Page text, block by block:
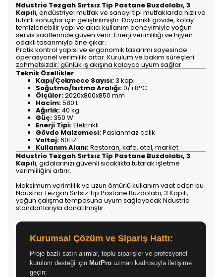
Ndustrio Tezgah Sırtsız Tip Pastane Buzdolabı, 3
Kapılı, endüstriyel mutfak ve sanayi tipi mutfaklarda hızlı ve
tutarlı sonuçlar için geliştirilmiştir. Dayanıklı gövde, kolay
temizlenebilir yapı ve akıcı kullanım deneyimiyle yoğun
servis saatlerinde güven verir. Enerji verimliliği ve hijyen
odaklı tasarımıyla öne çıkar.
Pratik kontrol yapısı ve ergonomik tasarımı sayesinde
operasyonel verimlilik artar. Kurulum ve bakım süreçleri
zahmetsizdir; günlük iş akışına kolayca uyum sağlar.
Teknik Özellikler
Kapı/Çekmece Sayısı:3 kapı
Soğutma/Isıtma Aralığı:0/+8°C
Ölçüler:2020x800x850 mm
Hacim:580 L
Ağırlık: 40 kg
Güç:350 W
Enerji Tipi:Elektrikli
Gövde Malzemesi:Paslanmaz çelik
Voltaj:60HZ
Kullanım Alanı:Restoran, kafe, otel, market
Ndustrio Tezgah Sırtsız Tip Pastane Buzdolabı, 3
Kapılı, gıdalarınızı güvenli sıcaklıkta tutarak işletme
verimliliğini artırır.
Maksimum verimlilik ve uzun ömürlü kullanım vaat eden bu
Ndustrio Tezgah Sırtsız Tip Pastane Buzdolabı, 3 Kapılı,
yoğun çalışma temposuna uyum sağlayacak Ndustrio
standartlarıyla donatılmıştır.
Kurumsal Çözüm ve Sipariş Hattı:
Proje bazlı satın alımlar, toplu siparişler ve profesyonel
kurulum desteği için MutPro uzman kadrosuyla iletişime
geçin: